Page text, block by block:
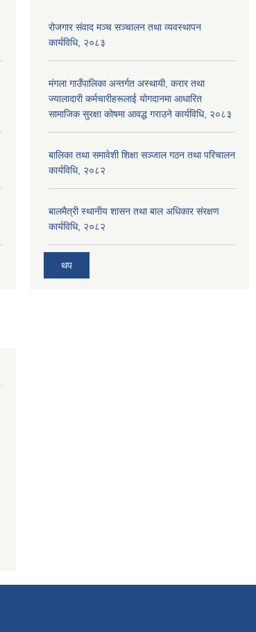
रोजगार संवाद मञ्च सञ्चालन तथा व्यवस्थापन
कार्यविधि, २०८३
मंगला गाउँपालिका अन्तर्गत अस्थायी, करार तथा
ज्यालादारी कर्मचारीहरूलाई योगदानमा आधारित
सामाजिक सुरक्षा कोषमा आवद्ध गराउने कार्यविधि, २०८३
बालिका तथा समावेशी शिक्षा सञ्जाल गठन तथा परिचालन
कार्यविधि, २०८२
बालमैत्री स्थानीय शासन तथा बाल अधिकार संरक्षण
कार्यविधि, २०८२
थप